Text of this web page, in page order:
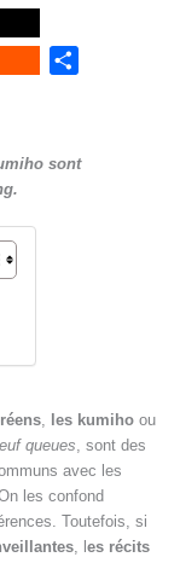
e
sont
les kumiho ou
queues , sont des
avec les
On les confond
Toutefois, si
es récits